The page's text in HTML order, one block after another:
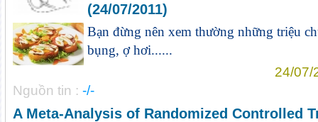
(24/07/2011)
Bạn đừng nên xem thường những triệu
bụng, ợ hơi......
24/07/
Nguồn tin : -/-
A Meta-Analysis of Randomized Controlled